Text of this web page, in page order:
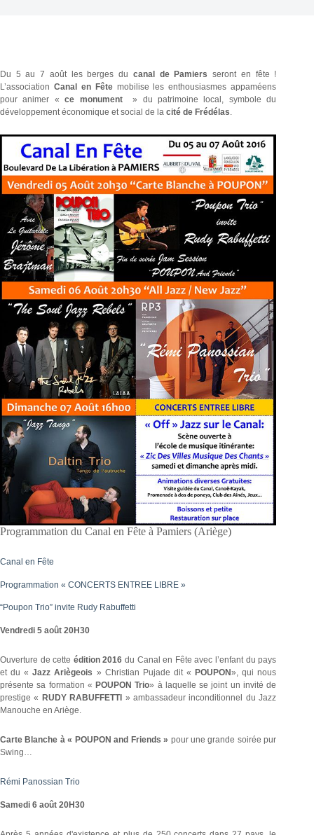
Du 5 au 7 août les berges du canal de Pamiers seront en fête !
L’association Canal en Fêtemobilise les enthousiasmes appaméens
pour animer «ce monument» du patrimoine local, symbole du
développement économique et social de la cité de Frédélas.
Programmation du Canal en Fête à Pamiers (Ariège)
Canal en Fête
Programmation « CONCERTS ENTREE LIBRE »
“Poupon Trio” invite Rudy Rabuffetti
Vendredi 5 août 20H30
Ouverture de cette édition 2016 du Canal en Fête avec l’enfant du pays
et du «Jazz Ariègeois » Christian Pujade dit « POUPON», qui nous
présente sa formation « POUPON Trio» à laquelle se joint un invité de
prestige « RUDY RABUFFETTI » ambassadeur inconditionnel du Jazz
Manouche en Ariège.
Carte Blanche à « POUPON and Friends » pour une grande soirée pur
Swing…
Rémi Panossian Trio
Samedi 6 août 20H30